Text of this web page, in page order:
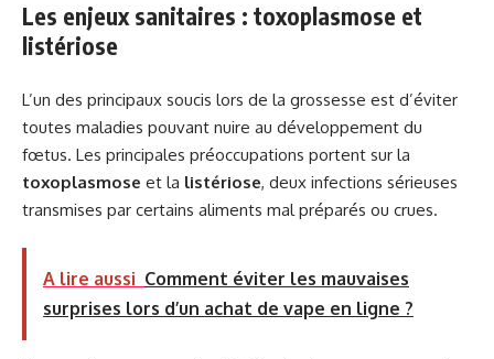
Les enjeux sanitaires : toxoplasmose et
listériose
L’un des principaux soucis lors de la grossesse est d’éviter
toutes maladies pouvant nuire au développement du
fœtus. Les principales préoccupations portent sur la
toxoplasmose et la listériose, deux infections sérieuses
transmises par certains aliments mal préparés ou crues.
A lire aussi Comment éviter les mauvaises
surprises lors d’un achat de vape en ligne ?